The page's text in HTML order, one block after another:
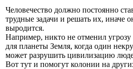
Человечество должно постоянно
трудные задачи и решать их, иначе
выродится.
Например, никто не отменил угрозу
для планеты Земля, когда один
может разрушить цивилизацию
Вот тут и помогут колонии на